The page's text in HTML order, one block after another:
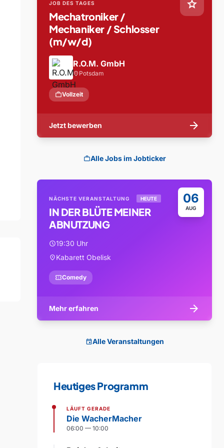
star
JOB DES TAGES
Mechatroniker /
Mechaniker / Schlosser
(m/w/d)
R.O.M. GmbH
location_on Potsdam
workVollzeit
Jetzt bewerben arrow_forward
workAlle Jobs im Jobticker
06
AUG
NÄCHSTE VERANSTALTUNG HEUTE
IN DER BLÜTE MEINER
ABNUTZUNG
schedule19:30 Uhr
location_onKabarett Obelisk
confirmation_numberComedy
Mehr erfahren arrow_forward
eventAlle Veranstaltungen
Heutiges Programm
LÄUFT GERADE
Die WacherMacher
06:00 — 10:00